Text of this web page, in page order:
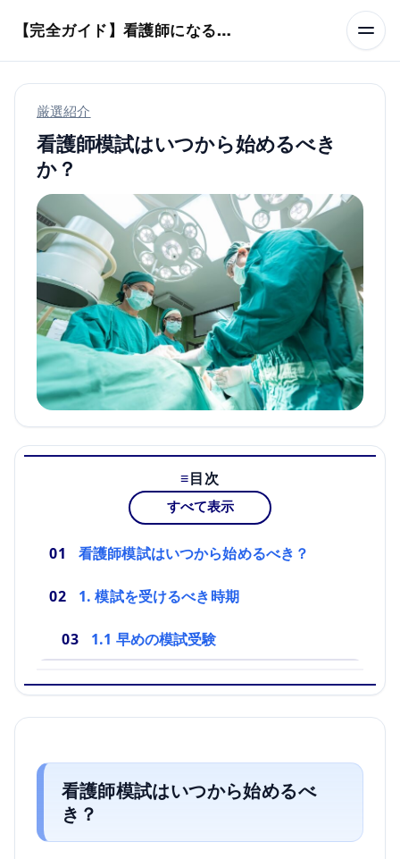
【完全ガイド】看護師になるまでのステップ＆スケジュール
厳選紹介
看護師模試はいつから始めるべき
か？
目次
すべて表示
看護師模試はいつから始めるべき？
1. 模試を受けるべき時期
1.1 早めの模試受験
看護師模試はいつから始めるべ
き？